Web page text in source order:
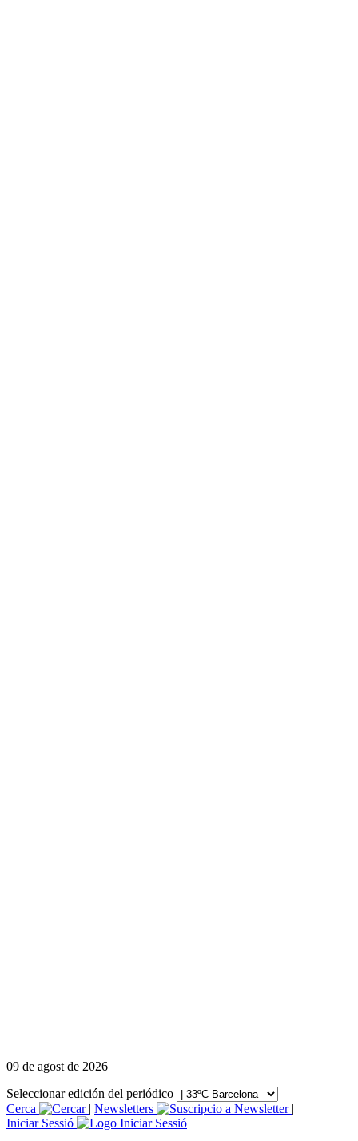
09 de agost de 2026
Seleccionar edición del periódico
Cerca
| Newsletters
|
Iniciar Sessió